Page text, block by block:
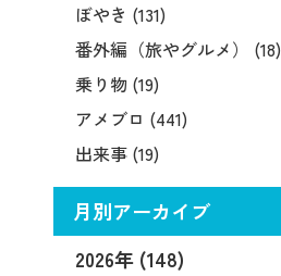
ぼやき (131)
番外編（旅やグルメ） (18)
乗り物 (19)
アメブロ (441)
出来事 (19)
月別アーカイブ
2026年 (148)